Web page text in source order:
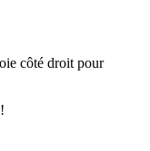
côté droit pour